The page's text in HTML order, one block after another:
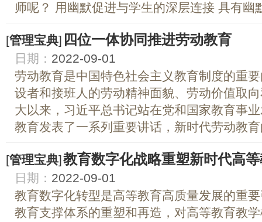
师呢？ 用幽默促进与学生的深层连接 具有幽
[管理宝典] 四位一体协同推进劳动教育
日期： 2022-09-01
劳动教育是中国特色社会主义教育制度的重
设者和接班人的劳动精神面貌、劳动价值取
大以来，习近平总书记站在党和国家教育事
教育发表了一系列重要讲话，新时代劳动教
[管理宝典]教育数字化战略重塑新时代高
日期： 2022-09-01
教育数字化转型是高等教育高质量发展的重
教育支撑体系的重塑和再造，对高等教育教